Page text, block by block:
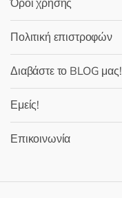
Όροι χρήσης
Πολιτική επιστροφών
Διαβάστε το BLOG μας!
Εμείς!
Επικοινωνία